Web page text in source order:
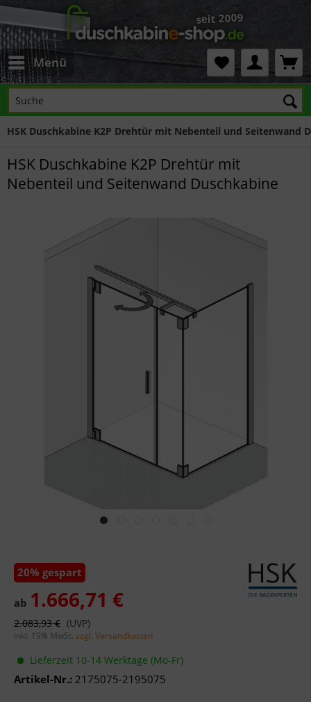
Menü
HSK Duschkabine K2P Drehtür mit Nebenteil und Seitenwand
HSK Duschkabine K2P Drehtür mit
Nebenteil und Seitenwand Duschkabine
20% gespart
ab 1.666,71 €
2.083,93 €
inkl. 19% MwSt. zzgl. Versandkosten
Lieferzeit 10-14 Werktage (Mo-Fr)
Artikel-Nr.: 2175075-2195075